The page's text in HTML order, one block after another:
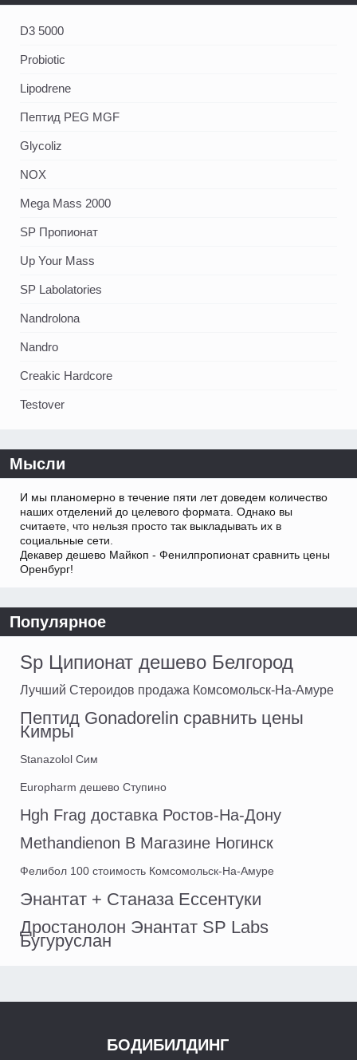
D3 5000
Probiotic
Lipodrene
Пептид PEG MGF
Glycoliz
NOX
Mega Mass 2000
SP Пропионат
Up Your Mass
SP Labolatories
Nandrolona
Nandro
Creakic Hardcore
Testover
Мысли
И мы планомерно в течение пяти лет доведем количество
наших отделений до целевого формата. Однако вы
считаете, что нельзя просто так выкладывать их в
социальные сети.
Декавер дешево Майкоп - Фенилпропионат сравнить цены
Оренбург!
Популярное
Sp Ципионат дешево Белгород
Лучший Стероидов продажа Комсомольск-На-Амуре
Пептид Gonadorelin сравнить цены
Кимры
Stanazolol Сим
Europharm дешево Ступино
Hgh Frag доставка Ростов-На-Дону
Methandienon В Магазине Ногинск
Фелибол 100 стоимость Комсомольск-На-Амуре
Энантат + Станаза Ессентуки
Дростанолон Энантат SP Labs
Бугуруслан
БОДИБИЛДИНГ